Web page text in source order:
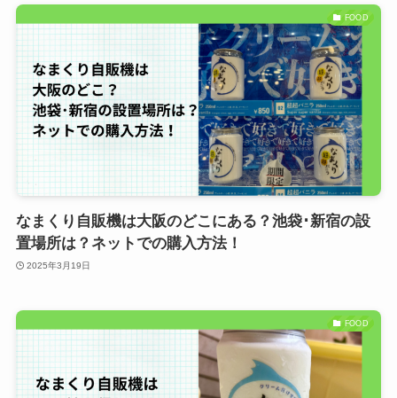
FOOD
なまくり自販機は大阪のどこにある？池袋･新宿の設
置場所は？ネットでの購入方法！
2025年3月19日
FOOD